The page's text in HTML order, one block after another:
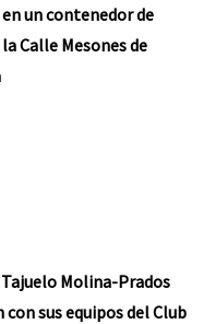
un contenedor de
Calle Mesones de
Molina-Prados
con sus equipos del Club